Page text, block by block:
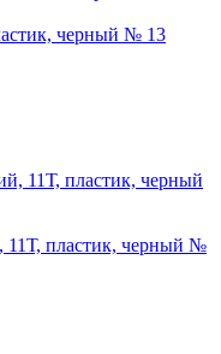
черный № 13
11Т, пластик, черный №